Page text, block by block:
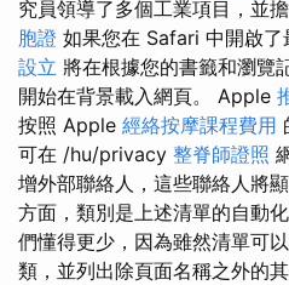
究員領導了多個工業項目，並
胞證 如果您在 Safari 中開啟
設立 將在根據您的書籤和瀏覽
開始在背景載入網頁。 Apple
按照 Apple 經絡按摩課程費用
可在 /hu/privacy 整脊師證照
增外部聯絡人，這些聯絡人將
方面，類別是上述清單的自動
們懂得更少，因為雖然清單可
類，並列出除頁面名稱之外的